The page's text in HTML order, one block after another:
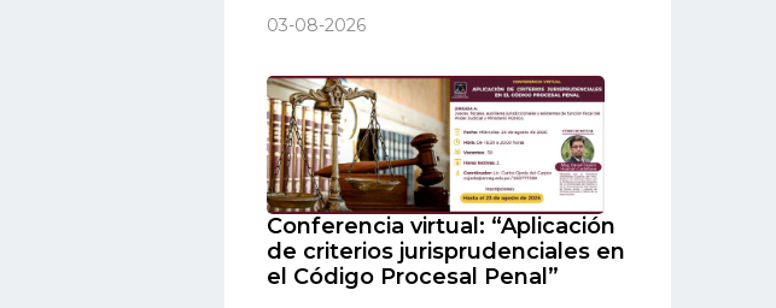
03-08-2026
Conferencia virtual: “Aplicación
de criterios jurisprudenciales en
el Código Procesal Penal”